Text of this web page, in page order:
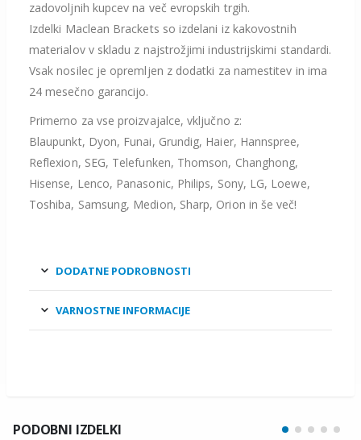
zadovoljnih kupcev na več evropskih trgih.
Izdelki Maclean Brackets so izdelani iz kakovostnih
materialov v skladu z najstrožjimi industrijskimi standardi.
Vsak nosilec je opremljen z dodatki za namestitev in ima
24 mesečno garancijo.
Primerno za vse proizvajalce, vključno z:
Blaupunkt, Dyon, Funai, Grundig, Haier, Hannspree,
Reflexion, SEG, Telefunken, Thomson, Changhong,
Hisense, Lenco, Panasonic, Philips, Sony, LG, Loewe,
Toshiba, Samsung, Medion, Sharp, Orion in še več!
DODATNE PODROBNOSTI
VARNOSTNE INFORMACIJE
PODOBNI IZDELKI